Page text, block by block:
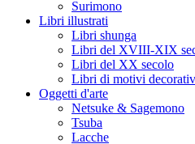
Surimono
Libri illustrati
Libri shunga
Libri del XVIII-XIX
Libri del XX secolo
Libri di motivi
Oggetti d'arte
Netsuke & Sagemono
Tsuba
Lacche